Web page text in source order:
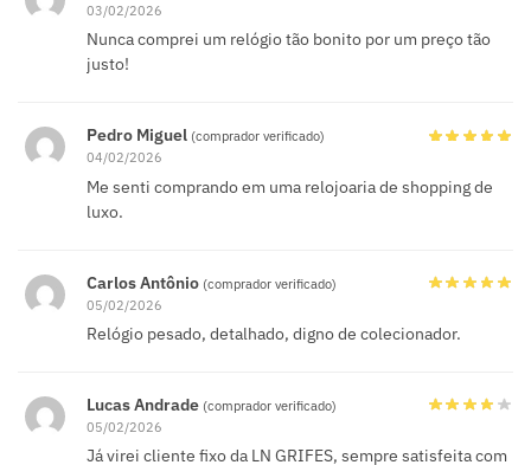
03/02/2026
Nunca comprei um relógio tão bonito por um preço tão
justo!
Pedro Miguel (comprador verificado)
04/02/2026
Me senti comprando em uma relojoaria de shopping de
luxo.
Carlos Antônio (comprador verificado)
05/02/2026
Relógio pesado, detalhado, digno de colecionador.
Lucas Andrade (comprador verificado)
05/02/2026
Já virei cliente fixo da LN GRIFES, sempre satisfeita com